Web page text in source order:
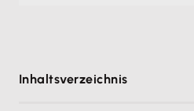
Inhaltsverzeichnis